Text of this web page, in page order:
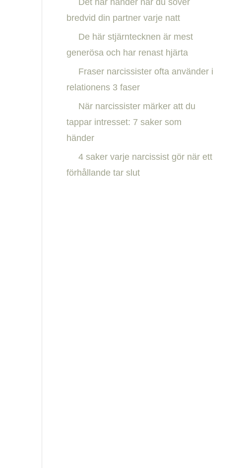
f
r
Det här händer när du sover
bredvid din partner varje natt
De här stjärntecknen är mest
generösa och har renast hjärta
Fraser narcissister ofta använder i
relationens 3 faser
När narcissister märker att du
tappar intresset: 7 saker som
händer
4 saker varje narcissist gör när ett
förhållande tar slut